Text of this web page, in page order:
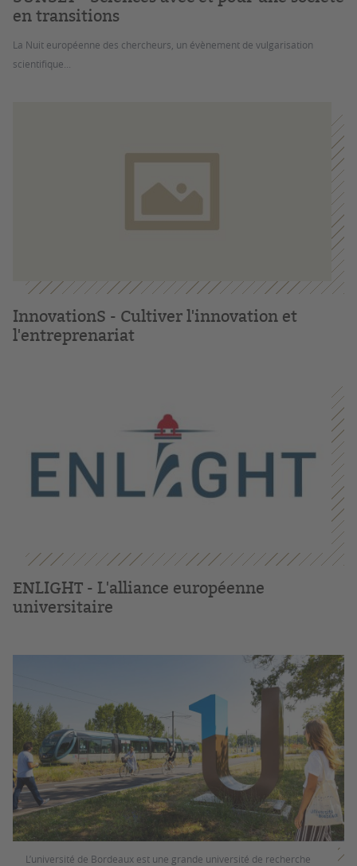
en transitions
La Nuit européenne des chercheurs, un évènement de vulgarisation
scientifique...
InnovationS - Cultiver l'innovation et
l'entreprenariat
ENLIGHT - L'alliance européenne
universitaire
L’université de Bordeaux est une grande université de recherche